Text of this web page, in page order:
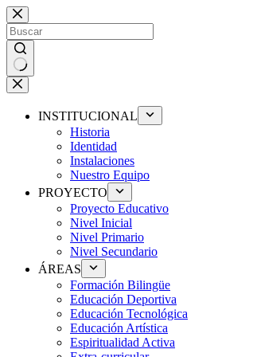
Saltar
al
contenido
Sin
resultados
INSTITUCIONAL
Historia
Identidad
Instalaciones
Nuestro Equipo
PROYECTO
Proyecto Educativo
Nivel Inicial
Nivel Primario
Nivel Secundario
ÁREAS
Formación Bilingüe
Educación Deportiva
Educación Tecnológica
Educación Artística
Espiritualidad Activa